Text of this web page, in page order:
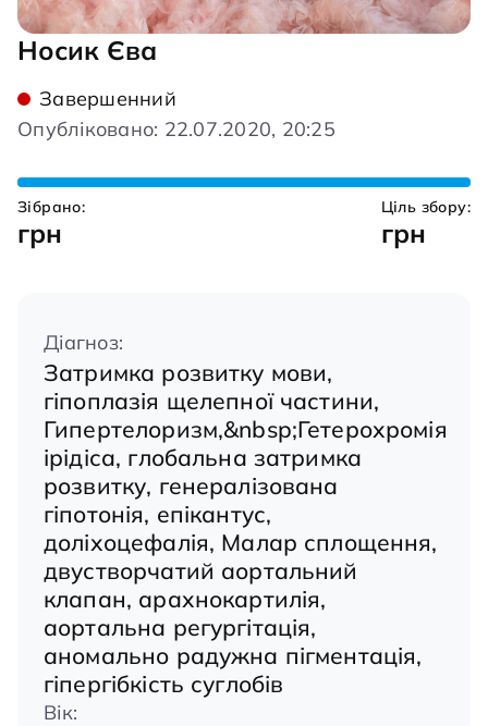
Носик Єва
Завершенний
Опубліковано: 22.07.2020, 20:25
Зібрано:
грн
Ціль збору:
грн
Діагноз:
Затримка розвитку мови,
гіпоплазія щелепної частини,
Гипертелоризм,&nbsp;Гетерохромія
ірідіса, глобальна затримка
розвитку, генералізована
гіпотонія, епікантус,
доліхоцефалія, Малар сплощення,
двустворчатий аортальний
клапан, арахнокартилія,
аортальна регургітація,
аномально радужна пігментація,
гіпергібкість суглобів
Вік: